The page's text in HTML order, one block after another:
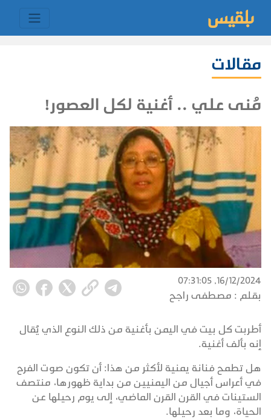
مقالات
مُنى علي .. أغنية لكل العصور!
16/12/2024, 07:31:05
بقلم : مصطفى راجح
أطربت كل بيت في اليمن بأغنية من ذلك النوع الذي يُقال
إنه بألف أغنية.
هل تطمح فنانة يمنية لأكثر من هذا: أن تكون صوت الفرح
في أعراس أجيال من اليمنيين من بداية ظهورها، منتصف
الستينات في القرن القرن الماضي، إلى يوم رحيلها عن
الحياة، وما بعد رحيلها.